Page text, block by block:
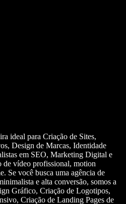
ideal para Criação de Sites,
Design de Marcas, Identidade
em SEO, Marketing Digital e
de vídeo profissional, motion
Se você busca uma agência de
e alta conversão, somos a
Gráfico, Criação de Logotipos,
Criação de Landing Pages de